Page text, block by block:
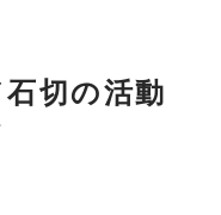
切の活動